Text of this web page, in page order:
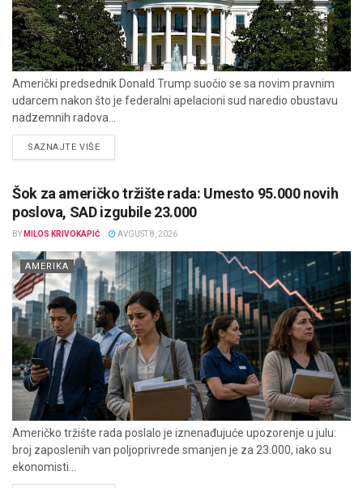
Američki predsednik Donald Trump suočio se sa novim pravnim
udarcem nakon što je federalni apelacioni sud naredio obustavu
nadzemnih radova...
SAZNAJTE VIŠEDETAILS
Šok za američko tržište rada: Umesto 95.000 novih
poslova, SAD izgubile 23.000
BY MILOS KRIVOKAPIĆ AVGUST 8, 2026
AMERIKA
Američko tržište rada poslalo je iznenađujuće upozorenje u julu:
broj zaposlenih van poljoprivrede smanjen je za 23.000, iako su
ekonomisti...